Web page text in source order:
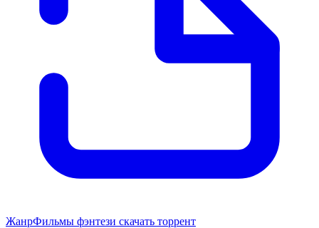
ЖанрФильмы фэнтези скачать торрент